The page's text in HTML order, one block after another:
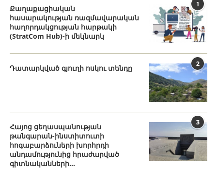
1
Քաղաքացիական
հասարակության ռազմավարական
հաղորդակցության հարթակի
(StratCom Hub)-ի մեկնարկ
2
Դատարկված գյուղի ոսկու տենդը
3
Հայոց ցեղասպանության
թանգարան-ինստիտուտի
հոգաբարձուների խորհրդի
անդամությունից հրաժարված
գիտնականների...